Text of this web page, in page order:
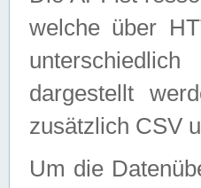
welche über
dargestellt
zusätzlich CSV
Um die